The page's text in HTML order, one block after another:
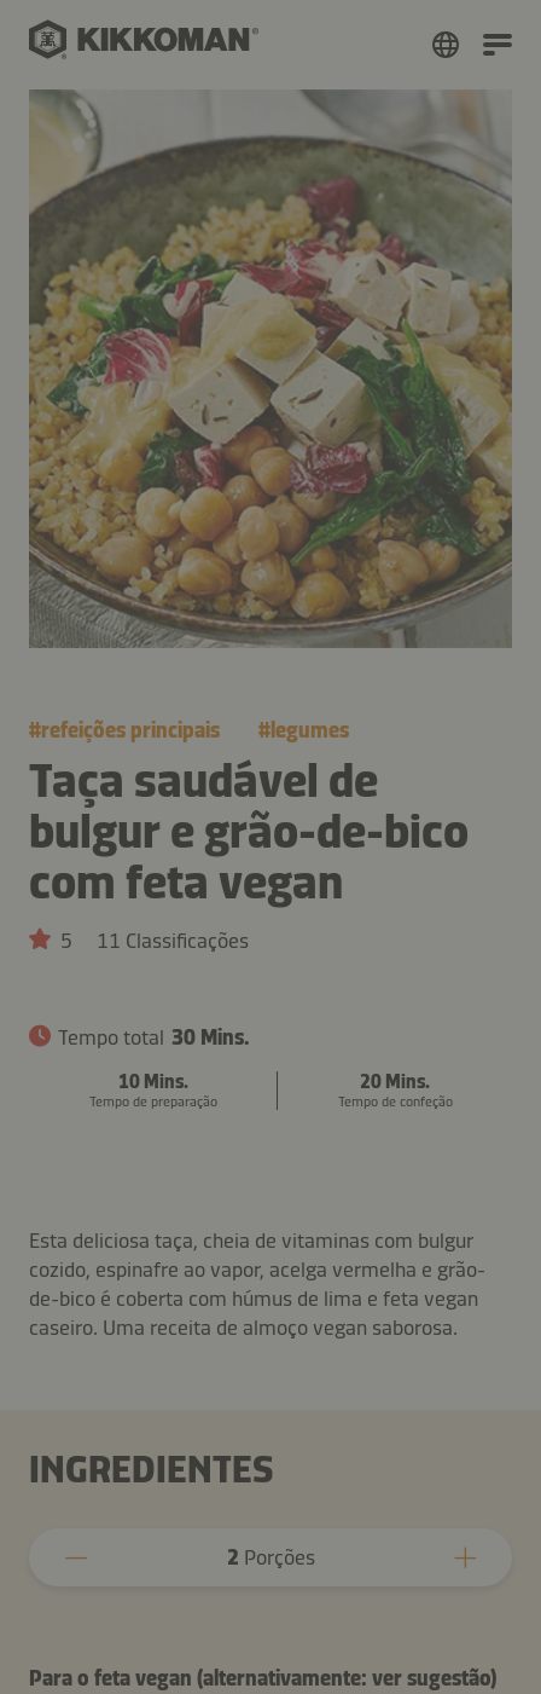
#refeições principais #legumes
Taça saudável de
bulgur e grão-de-bico
com feta vegan
5 11 Classificações
Tempo total 30 Mins.
10 Mins.
Tempo de preparação
20 Mins.
Tempo de confeção
Esta deliciosa taça, cheia de vitaminas com bulgur
cozido, espinafre ao vapor, acelga vermelha e grão-
de-bico é coberta com húmus de lima e feta vegan
caseiro. Uma receita de almoço vegan saborosa.
INGREDIENTES
2 Porções
Para o feta vegan (alternativamente: ver sugestão)